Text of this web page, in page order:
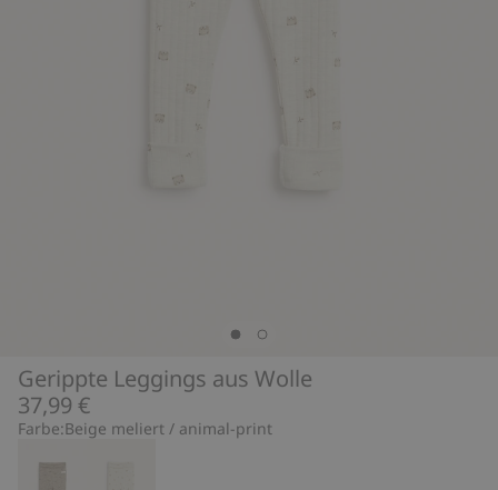
Gerippte Leggings aus Wolle
37,99 €
Farbe:Beige meliert / animal-print